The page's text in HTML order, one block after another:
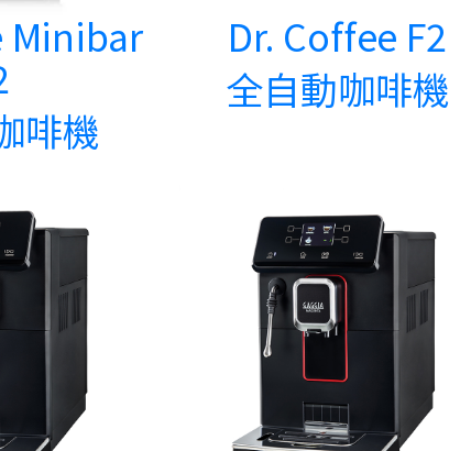
Minibar
啡機
Dr. Coffee F2
全自動咖啡機